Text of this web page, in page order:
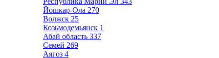
Йошкар-Ола 270
Волжск 25
Козьмодемьянск 1
Абай область 337
Семей 269
Аягоз 4